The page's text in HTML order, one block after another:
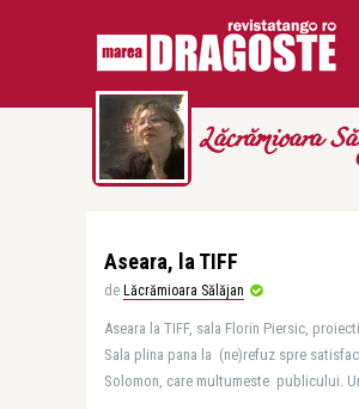
Lăcrămioara
Aseara, la TIFF
de Lăcrămioara Sălăjan
Aseara la TIFF, sala Florin Piersic,
Sala plina pana la (ne)refuz spre
Solomon, care multumeste publicului.